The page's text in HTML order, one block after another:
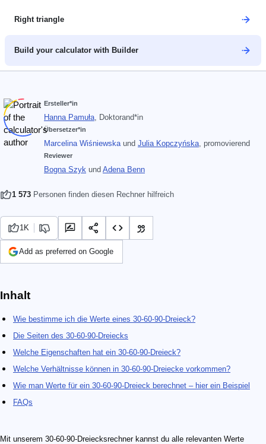
Right triangle
Build your calculator with Builder
Ersteller*in
Hanna Pamuła , Doktorand*in
Übersetzer*in
Marcelina Wiśniewska und Julia Kopczyńska , promovierend
Reviewer
Bogna Szyk und Adena Benn
1 573 Personen finden diesen Rechner hilfreich
1K
Add as preferred on Google
Inhalt
Wie bestimme ich die Werte eines 30-60-90-Dreieck?
Die Seiten des 30-60-90-Dreiecks
Welche Eigenschaften hat ein 30-60-90-Dreieck?
Welche Verhältnisse können in 30-60-90-Dreiecke vorkommen?
Wie man Werte für ein 30-60-90-Dreieck berechnet – hier ein Beispiel
FAQs
Mit unserem 30-60-90-Dreiecksrechner kannst du alle relevanten Werte